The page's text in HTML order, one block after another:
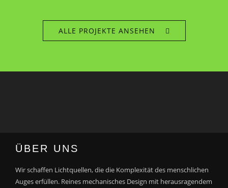
ALLE PROJEKTE ANSEHEN
ÜBER UNS
Wir schaffen Lichtquellen, die die Komplexität des menschlichen
Auges erfüllen. Reines mechanisches Design mit herausragendem